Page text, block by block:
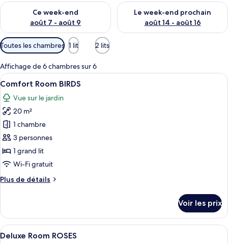
Ce week-end
août 7 - août 9
Vérifier la disponibilité pour ce week-end août 7 - août 9
Le week-end prochain
août 14 - août 16
Vérifier la disponibilité pour
Filtres
disponibles
pour
les
chambres
Toutes les chambres 1 lit 2 lits
Affichage de 6 chambres sur 6
Afficher
toutes
les
photos
pour
ce
type
de
chambre :
Comfort
Une chambre à coucher avec un
9
Comfort Room BIRDS
Vue sur le jardin
20 m²
1 chambre
3 personnes
1 grand lit
Wi-Fi gratuit
Plus de détails
Plus
le
type
de
Voir les prix
Afficher
Un lit bien fait, orné d’oreillers
10
Deluxe Room ROSES